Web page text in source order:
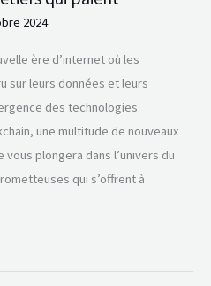
2024
ère d’internet où les
sur leurs données et leurs
des technologies
une multitude de nouveaux
plongera dans l’univers du
qui s’offrent à